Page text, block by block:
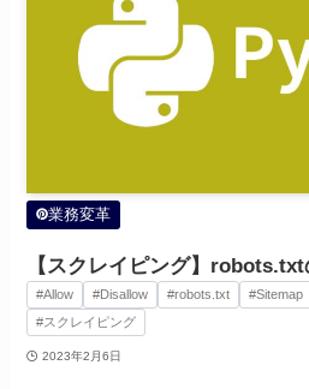
業務変革
【スクレイピング】robots.txt
#Allow #Disallow #robots.txt #Sitemap
#スクレイピング
2023年2月6日